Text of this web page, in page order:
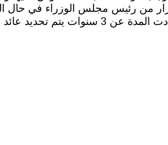
مقابل التصالح وفقًا لقرار من رئيس مجلس